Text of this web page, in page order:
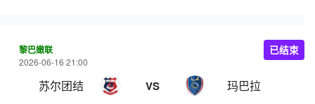
黎巴嫩联
2026-06-16 21:00
苏尔团结 VS 玛巴拉
已结束